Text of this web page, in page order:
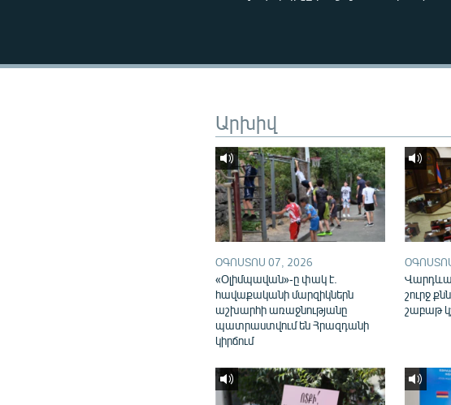
ՍՊՈՐՏ
Արխիվ
ՕԳՈՍՏՈՍ 07, 2026
«Օլիմպավան»-ը փակ է.
հավաքականի մարզիկներն
աշխարհի առաջնությանը
պատրաստվում են Հրազդանի
կիրճում
շուրջ
շաբաթ